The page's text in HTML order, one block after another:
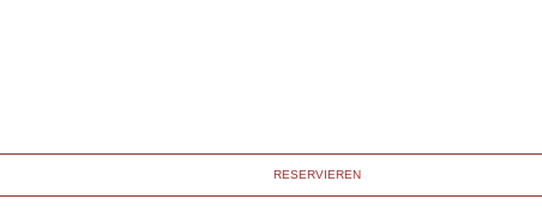
RESERVIEREN